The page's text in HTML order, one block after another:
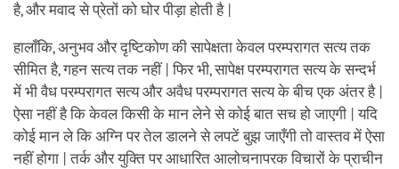
है, और मवाद से प्रेतों को घोर पीड़ा होती है |
हालाँकि, अनुभव और दृष्टिकोण की सापेक्षता केवल परम्परागत सत्य तक
सीमित है, गहन सत्य तक नहीं | फिर भी, सापेक्ष परम्परागत सत्य के सन्दर्भ
में भी वैध परम्परागत सत्य और अवैध परम्परागत सत्य के बीच एक अंतर है |
ऐसा नहीं है कि केवल किसी के मान लेने से कोई बात सच हो जाएगी | यदि
कोई मान ले कि अग्नि पर तेल डालने से लपटें बुझ जाएँगी तो वास्तव में ऐसा
नहीं होगा | तर्क और युक्ति पर आधारित आलोचनापरक विचारों के प्राचीन